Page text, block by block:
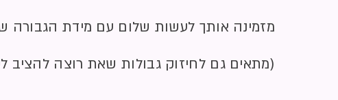
מזמינה אותך לעשות שלום עם מידת הגבורה
(מתאים גם לחיזוק גבולות שאת רוצה